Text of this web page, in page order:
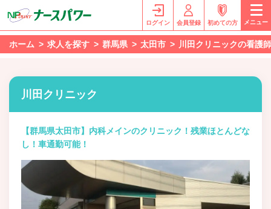
ログイン 会員登録 初めての方 メニュー
ホーム 求人を探す 群馬県 太田市 川田クリニックの看護
川田クリニック
【群馬県太田市】内科メインのクリニック！残業ほとんどな
し！車通勤可能！